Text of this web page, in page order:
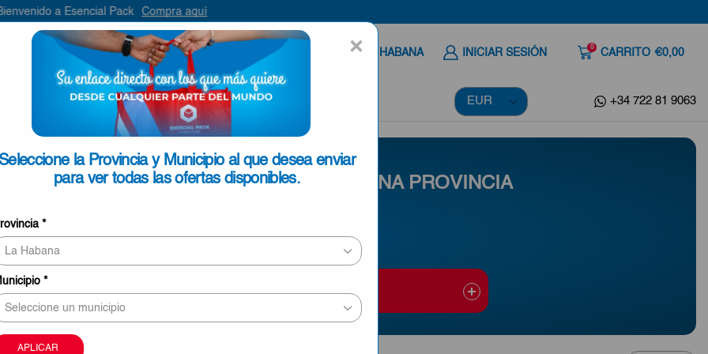
×
Seleccione la Provincia y Municipio al que desea enviar
para ver todas las ofertas disponibles.
*
*
APLICAR
aquí
SEARCH
INPUT
ENVIAR A LA HABANA INICIAR SESIÓN 0 CARRITO €0,00
+34 722 81 9063
SELECCIONE UNA PROVINCIA
y tiempos de entrega
excelentes combos previamente seleccionados y pensados para usted. Puede adicionarle
como guste.
Realizamos entregas en: Jaruco, San José, Bejucal, Melena del